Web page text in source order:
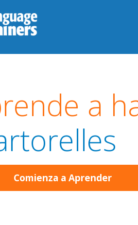
a
Comienza a Aprender